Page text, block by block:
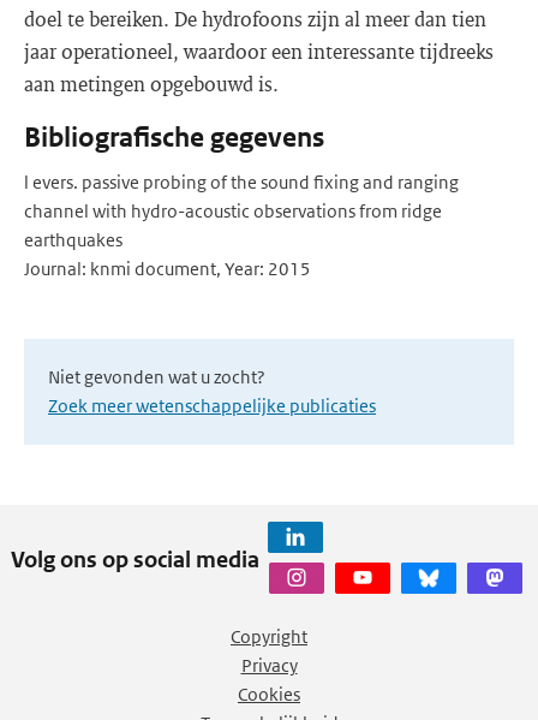
doel te bereiken. De hydrofoons zijn al meer dan tien
jaar operationeel, waardoor een interessante tijdreeks
aan metingen opgebouwd is.
Bibliografische gegevens
l evers. passive probing of the sound fixing and ranging
channel with hydro-acoustic observations from ridge
earthquakes
Journal: knmi document, Year: 2015
Niet gevonden wat u zocht?
Zoek meer wetenschappelijke publicaties
Volg ons op social media
Copyright
Privacy
Cookies